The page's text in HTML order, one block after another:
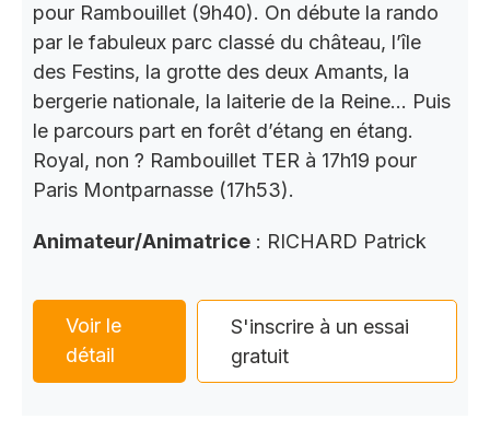
pour Rambouillet (9h40). On débute la rando
par le fabuleux parc classé du château, l’île
des Festins, la grotte des deux Amants, la
bergerie nationale, la laiterie de la Reine… Puis
le parcours part en forêt d’étang en étang.
Royal, non ? Rambouillet TER à 17h19 pour
Paris Montparnasse (17h53).
Animateur/Animatrice : RICHARD Patrick
Voir le
détail
S'inscrire à un essai
gratuit